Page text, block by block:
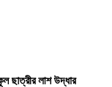
ছাত্রীর লাশ উদ্ধার